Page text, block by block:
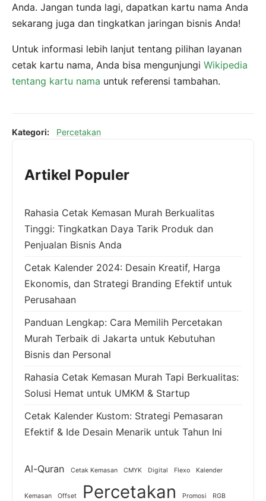
Anda. Jangan tunda lagi, dapatkan kartu nama Anda
sekarang juga dan tingkatkan jaringan bisnis Anda!
Untuk informasi lebih lanjut tentang pilihan layanan
cetak kartu nama, Anda bisa mengunjungi Wikipedia
tentang kartu nama untuk referensi tambahan.
Kategori: Percetakan
Artikel Populer
Rahasia Cetak Kemasan Murah Berkualitas
Tinggi: Tingkatkan Daya Tarik Produk dan
Penjualan Bisnis Anda
Cetak Kalender 2024: Desain Kreatif, Harga
Ekonomis, dan Strategi Branding Efektif untuk
Perusahaan
Panduan Lengkap: Cara Memilih Percetakan
Murah Terbaik di Jakarta untuk Kebutuhan
Bisnis dan Personal
Rahasia Cetak Kemasan Murah Tapi Berkualitas:
Solusi Hemat untuk UMKM & Startup
Cetak Kalender Kustom: Strategi Pemasaran
Efektif & Ide Desain Menarik untuk Tahun Ini
Al-Quran Cetak Kemasan CMYK Digital Flexo Kalender
Kemasan Offset Percetakan Promosi RGB